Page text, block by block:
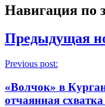
Навигация по
Предыдущая
Previous post:
«Волчок» в
отчаянная схватка